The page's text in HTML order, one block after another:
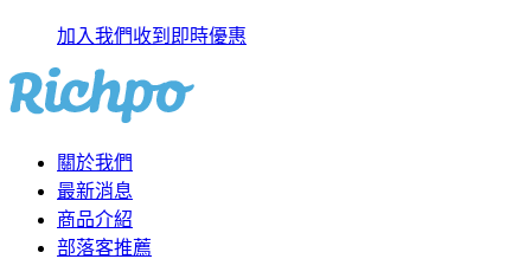
加入我們收到即時優惠
關於我們
最新消息
商品介紹
部落客推薦